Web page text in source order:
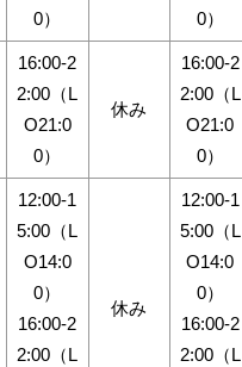
0）
0）
16:00-2
2:00（L
O21:0
0）
休み
16:00-2
2:00（L
O21:0
0）
12:00-1
5:00（L
O14:0
0）
16:00-2
2:00（L
休み
12:00-1
5:00（L
O14:0
0）
16:00-2
2:00（L